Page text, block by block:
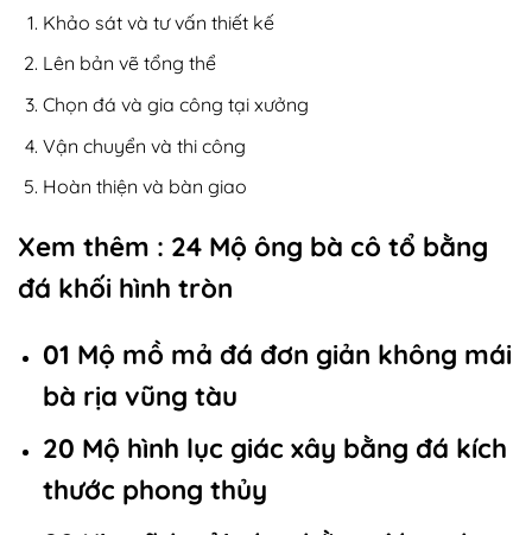
Khảo sát và tư vấn thiết kế
Lên bản vẽ tổng thể
Chọn đá và gia công tại xưởng
Vận chuyển và thi công
Hoàn thiện và bàn giao
Xem thêm : 24 Mộ ông bà cô tổ bằng
đá khối hình tròn
01 Mộ mồ mả đá đơn giản không mái
bà rịa vũng tàu
20 Mộ hình lục giác xây bằng đá kích
thước phong thủy